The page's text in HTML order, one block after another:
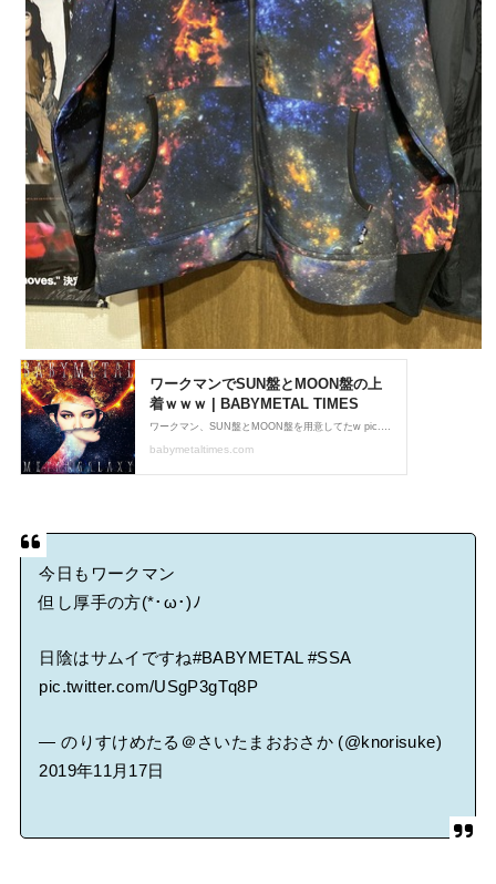
今日もワークマン
但し厚手の方(*･ω･)ﾉ
日陰はサムイですね#BABYMETAL #SSA
pic.twitter.com/USgP3gTq8P
— のりすけめたる＠さいたまおおさか (@knorisuke)
2019年11月17日